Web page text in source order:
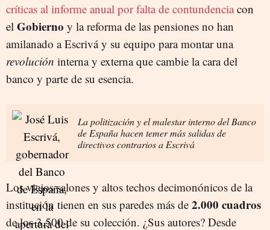
críticas al informe anual por falta de contundenciacon
el Gobierno y la reforma de las pensiones no han
amilanado a Escrivá y su equipo para montar una
revolución interna y externa que cambie la cara del
banco y parte de su esencia.
La politización y el malestar interno del Banco
de España hacen temer más salidas de
directivos contrarios a Escrivá
Los viejos salones y altos techos decimonónicos de la
institución tienen en sus paredes más de 2.000 cuadros
de los 3.500 de su colección. ¿Sus autores? Desde